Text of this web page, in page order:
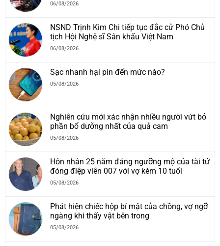
06/08/2026
NSND Trịnh Kim Chi tiếp tục đắc cử Phó Chủ
tịch Hội Nghệ sĩ Sân khấu Việt Nam
06/08/2026
Sạc nhanh hại pin đến mức nào?
05/08/2026
Nghiên cứu mới xác nhận nhiều người vứt bỏ
phần bổ dưỡng nhất của quả cam
05/08/2026
Hôn nhân 25 năm đáng ngưỡng mộ của tài tử
đóng điệp viên 007 với vợ kém 10 tuổi
05/08/2026
Phát hiện chiếc hộp bí mật của chồng, vợ ngỡ
ngàng khi thấy vật bên trong
05/08/2026